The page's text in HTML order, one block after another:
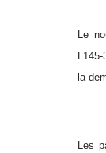
Le
la
Les